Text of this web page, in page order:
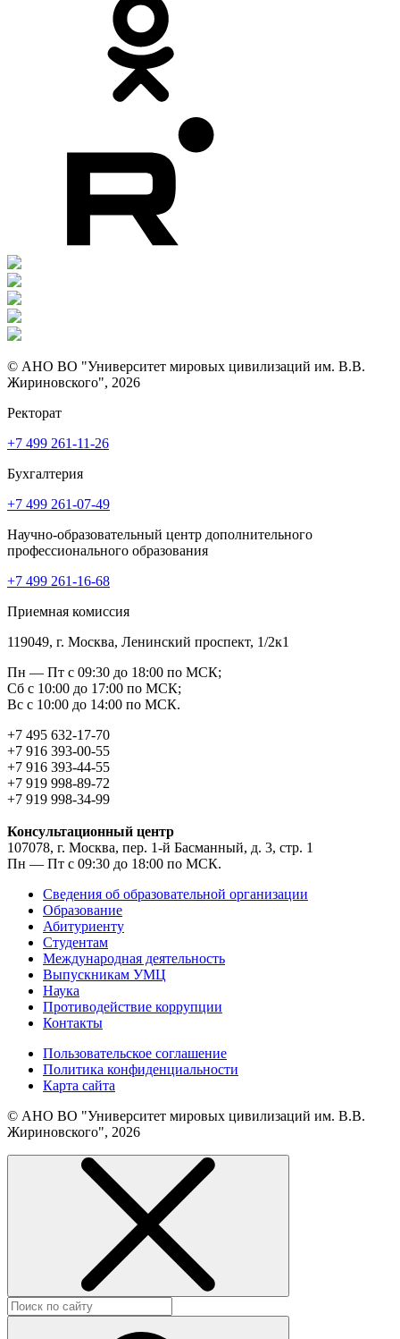
© АНО ВО "Университет мировых цивилизаций им. В.В.
Жириновского", 2026
Ректорат
+7 499 261-11-26
Бухгалтерия
+7 499 261-07-49
Научно-образовательный центр дополнительного
профессионального образования
+7 499 261-16-68
Приемная комиссия
119049, г. Москва, Ленинский проспект, 1/2к1
Пн — Пт с 09:30 до 18:00 по МСК;
Сб с 10:00 до 17:00 по МСК;
Вс с 10:00 до 14:00 по МСК.
+7 495 632-17-70
+7 916 393-00-55
+7 916 393-44-55
+7 919 998-89-72
+7 919 998-34-99
Консультационный центр
107078, г. Москва, пер. 1-й Басманный, д. 3, стр. 1
Пн — Пт с 09:30 до 18:00 по МСК.
Сведения об образовательной организации
Образование
Абитуриенту
Студентам
Международная деятельность
Выпускникам УМЦ
Наука
Противодействие коррупции
Контакты
Пользовательское соглашение
Политика конфиденциальности
Карта сайта
© АНО ВО "Университет мировых цивилизаций им. В.В.
Жириновского", 2026